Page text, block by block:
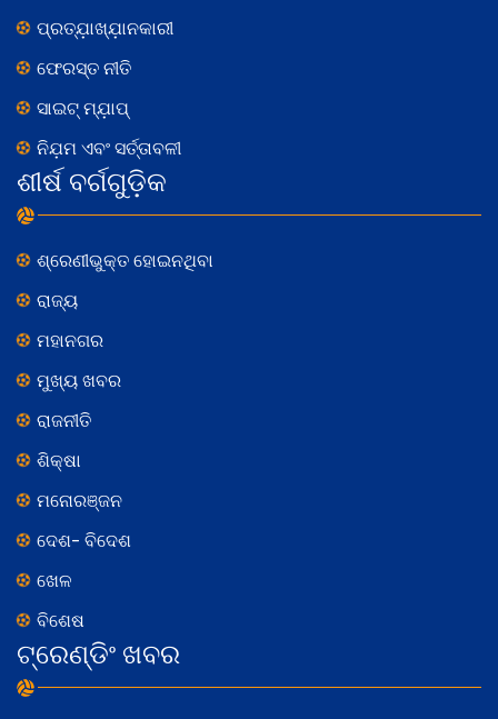
ପ୍ରତ୍ଯ଼ାଖ୍ଯ଼ାନକାରୀ
ଫେରସ୍ତ ନୀତି
ସାଇଟ୍ ମ୍ଯ଼ାପ୍
ନିଯ଼ମ ଏବଂ ସର୍ତ୍ତାବଳୀ
ଶୀର୍ଷ ବର୍ଗଗୁଡ଼ିକ
ଶ୍ରେଣୀଭୁକ୍ତ ହୋଇନଥିବା
ରାଜ୍ୟ
ମହାନଗର
ମୁଖ୍ୟ ଖବର
ରାଜନୀତି
ଶିକ୍ଷା
ମନୋରଞ୍ଜନ
ଦେଶ- ବିଦେଶ
ଖେଳ
ବିଶେଷ
ଟ୍ରେଣ୍ଡିଂ ଖବର